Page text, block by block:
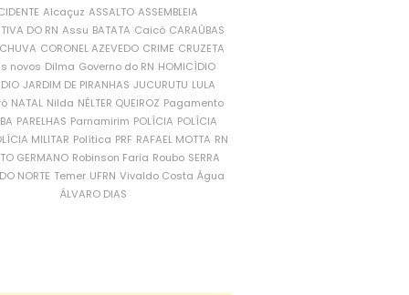
Alcaçuz ASSALTO ASSEMBLEIA
DO RN Assu BATATA Caicó CARAÚBAS
CORONEL AZEVEDO CRIME CRUZETA
novos Dilma Governo do RN HOMICÍDIO
JARDIM DE PIRANHAS JUCURUTU LULA
NATAL Nilda NÉLTER QUEIROZ Pagamento
PARELHAS Parnamirim POLÍCIA POLÍCIA
MILITAR Política PRF RAFAEL MOTTA RN
GERMANO Robinson Faria Roubo SERRA
NORTE Temer UFRN Vivaldo Costa Água
ÁLVARO DIAS